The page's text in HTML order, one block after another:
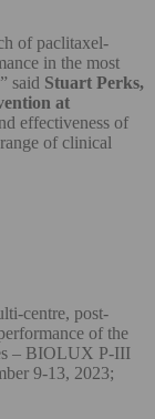
of paclitaxel-
in the most
said Stuart Perks,
at
effectiveness of
of clinical
centre, post-
of the
– BIOLUX P-III
9-13, 2023;